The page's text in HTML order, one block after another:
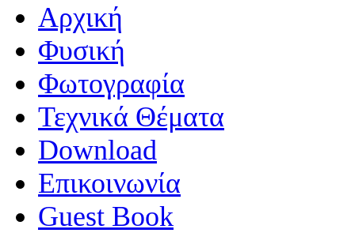
Aρχική
Φυσική
Φωτογραφία
Τεχνικά Θέματα
Download
Επικοινωνία
Guest Book